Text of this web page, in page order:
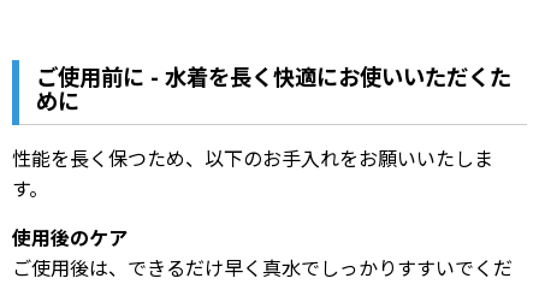
ご使用前に - 水着を長く快適にお使いいただくた
めに
性能を長く保つため、以下のお手入れをお願いいたしま
す。
使用後のケア
ご使用後は、できるだけ早く真水でしっかりすすいでくだ